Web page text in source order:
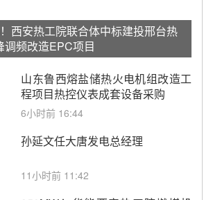
西安热工院联合体中标建投邢台热
调频改造EPC项目
山东鲁西熔盐储热火电机组改造工
程项目热控仪表成套设备采购
6小时前 16:44
孙延文任大唐发电总经理
11小时前 11:42